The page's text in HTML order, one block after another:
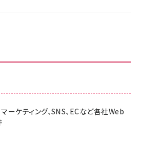
ーケティング、SNS、ECなど各社Web